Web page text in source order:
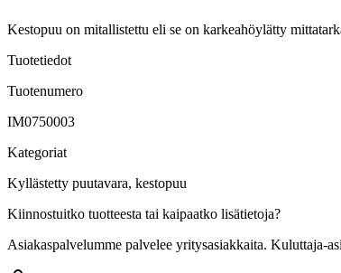
Kestopuu on mitallistettu eli se on karkeahöylätty
Tuotetiedot
Tuotenumero
IM0750003
Kategoriat
Kyllästetty puutavara, kestopuu
Kiinnostuitko tuotteesta tai kaipaatko lisätietoja?
Asiakaspalvelumme palvelee yritysasiakkaita. Kuluttaja-